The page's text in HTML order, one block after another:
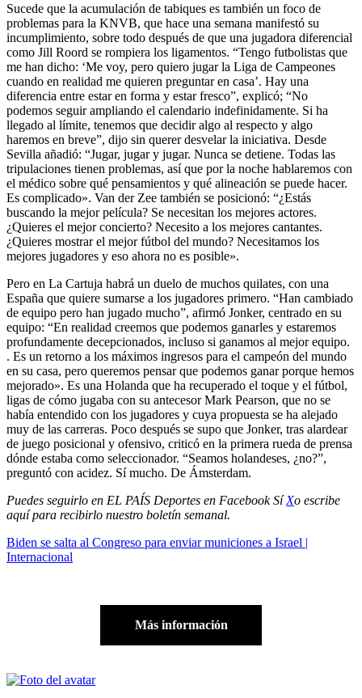
Sucede que la acumulación de tabiques es también un foco de
problemas para la KNVB, que hace una semana manifestó su
incumplimiento, sobre todo después de que una jugadora diferencial
como Jill Roord se rompiera los ligamentos. “Tengo futbolistas que
me han dicho: ‘Me voy, pero quiero jugar la Liga de Campeones
cuando en realidad me quieren preguntar en casa’. Hay una
diferencia entre estar en forma y estar fresco”, explicó; “No
podemos seguir ampliando el calendario indefinidamente. Si ha
llegado al límite, tenemos que decidir algo al respecto y algo
haremos en breve”, dijo sin querer desvelar la iniciativa. Desde
Sevilla añadió: “Jugar, jugar y jugar. Nunca se detiene. Todas las
tripulaciones tienen problemas, así que por la noche hablaremos con
el médico sobre qué pensamientos y qué alineación se puede hacer.
Es complicado». Van der Zee también se posicionó: “¿Estás
buscando la mejor película? Se necesitan los mejores actores.
¿Quieres el mejor concierto? Necesito a los mejores cantantes.
¿Quieres mostrar el mejor fútbol del mundo? Necesitamos los
mejores jugadores y eso ahora no es posible».
Pero en La Cartuja habrá un duelo de muchos quilates, con una
España que quiere sumarse a los jugadores primero. “Han cambiado
de equipo pero han jugado mucho”, afirmó Jonker, centrado en su
equipo: “En realidad creemos que podemos ganarles y estaremos
profundamente decepcionados, incluso si ganamos al mejor equipo.
. Es un retorno a los máximos ingresos para el campeón del mundo
en su casa, pero queremos pensar que podemos ganar porque hemos
mejorado». Es una Holanda que ha recuperado el toque y el fútbol, ​​
ligas de cómo jugaba con su antecesor Mark Pearson, que no se
había entendido con los jugadores y cuya propuesta se ha alejado
muy de las carreras. Poco después se supo que Jonker, tras alardear
de juego posicional y ofensivo, criticó en la primera rueda de prensa
dónde estaba como seleccionador. “Seamos holandeses, ¿no?”,
preguntó con acidez. Sí mucho. De Ámsterdam.
Puedes seguirlo en EL PAÍS Deportes en FacebookSíXo escribe
aquí para recibirlo nuestro boletín semanal.
Biden se salta al Congreso para enviar municiones a Israel |
Internacional
Más información